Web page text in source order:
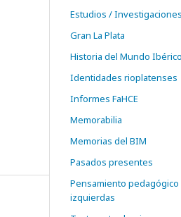
Estudios / Investigaciones
Gran La Plata
Historia del Mundo Ibérico
Identidades rioplatenses
Informes FaHCE
Memorabilia
Memorias del BIM
Pasados presentes
Pensamiento pedagógico
izquierdas